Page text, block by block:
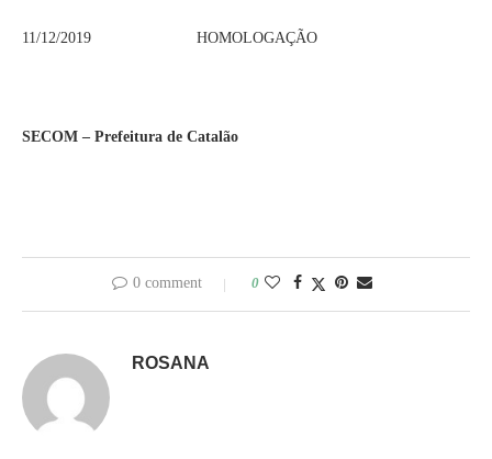
11/12/2019 HOMOLOGAÇÃO
SECOM – Prefeitura de Catalão
0 comment 0
ROSANA